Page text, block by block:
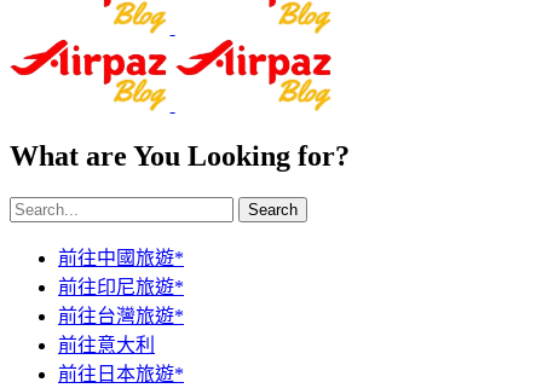
What are You Looking for?
Search
前往中國旅遊*
前往印尼旅遊*
前往台灣旅遊*
前往意大利
前往日本旅遊*